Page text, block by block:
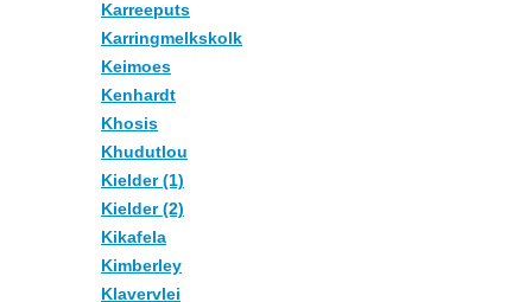
Karreeputs
Karringmelkskolk
Keimoes
Kenhardt
Khosis
Khudutlou
Kielder (1)
Kielder (2)
Kikafela
Kimberley
Klavervlei